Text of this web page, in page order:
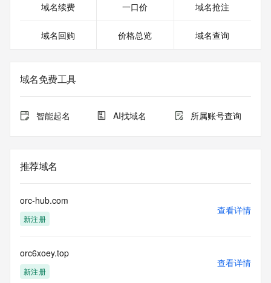
域名续费 一口价 域名抢注
域名回购 价格总览 域名查询
域名免费工具
智能起名 AI找域名 所属账号查询
推荐域名
orc-hub.com
新注册
查看详情
orc6xoey.top
新注册
查看详情